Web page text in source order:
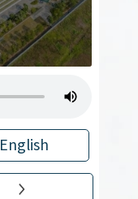
English